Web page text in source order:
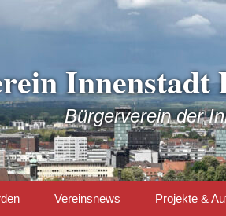
Innenstadt
Bürgerverein der
Vereinsnews Projekte &